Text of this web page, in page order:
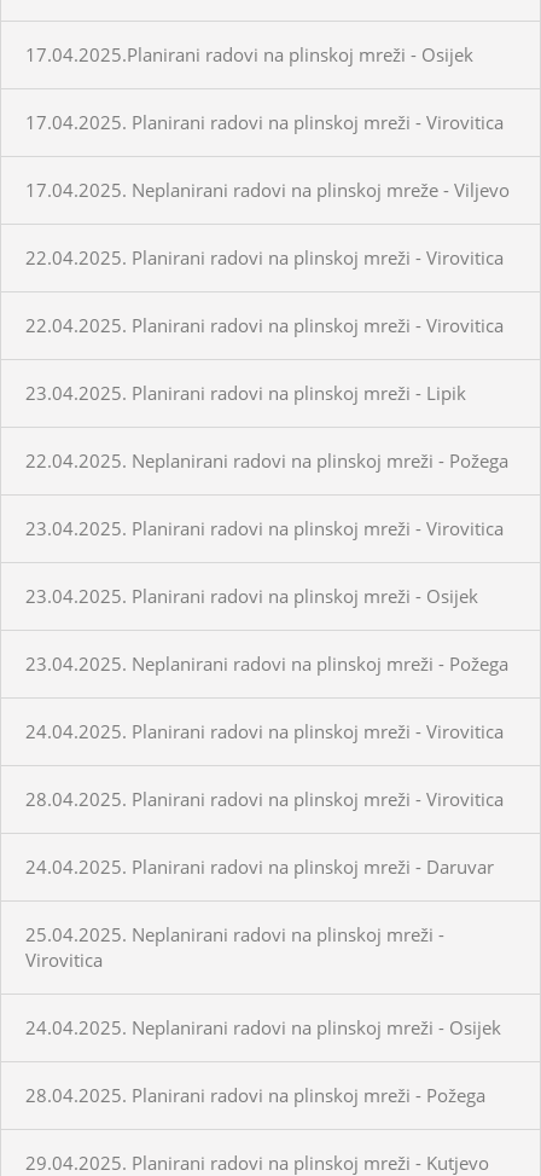
17.04.2025.Planirani radovi na plinskoj mreži - Osijek
17.04.2025. Planirani radovi na plinskoj mreži - Virovitica
17.04.2025. Neplanirani radovi na plinskoj mreže - Viljevo
22.04.2025. Planirani radovi na plinskoj mreži - Virovitica
22.04.2025. Planirani radovi na plinskoj mreži - Virovitica
23.04.2025. Planirani radovi na plinskoj mreži - Lipik
22.04.2025. Neplanirani radovi na plinskoj mreži - Požega
23.04.2025. Planirani radovi na plinskoj mreži - Virovitica
23.04.2025. Planirani radovi na plinskoj mreži - Osijek
23.04.2025. Neplanirani radovi na plinskoj mreži - Požega
24.04.2025. Planirani radovi na plinskoj mreži - Virovitica
28.04.2025. Planirani radovi na plinskoj mreži - Virovitica
24.04.2025. Planirani radovi na plinskoj mreži - Daruvar
25.04.2025. Neplanirani radovi na plinskoj mreži -
Virovitica
24.04.2025. Neplanirani radovi na plinskoj mreži - Osijek
28.04.2025. Planirani radovi na plinskoj mreži - Požega
29.04.2025. Planirani radovi na plinskoj mreži - Kutjevo